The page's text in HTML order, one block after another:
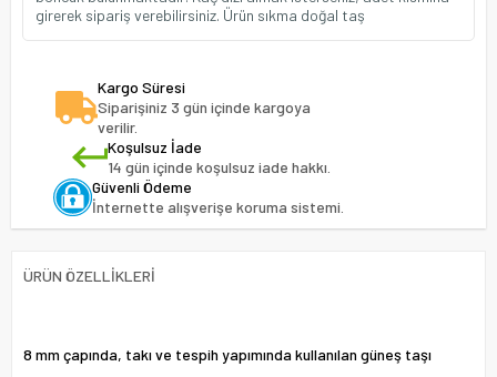
girerek sipariş verebilirsiniz. Ürün sıkma doğal taş
Kargo Süresi
Siparişiniz 3 gün içinde kargoya
verilir.
Koşulsuz İade
14 gün içinde koşulsuz iade hakkı.
Güvenli Ödeme
İnternette alışverişe koruma sistemi.
ÜRÜN ÖZELLIKLERI
8 mm çapında, takı ve tespih yapımında kullanılan güneş taşı